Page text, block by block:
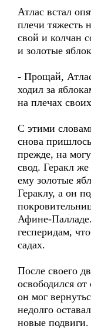
Атлас встал
плечи тяжесть
свой и колчан
и золотые
- Прощай,
ходил за
на плечах
С этими
снова
прежде, на
свод. Геракл
ему золотые
Гераклу, а он
Афине-
гесперидам,
садах.
После своего
освободился
он мог
недолго
новые